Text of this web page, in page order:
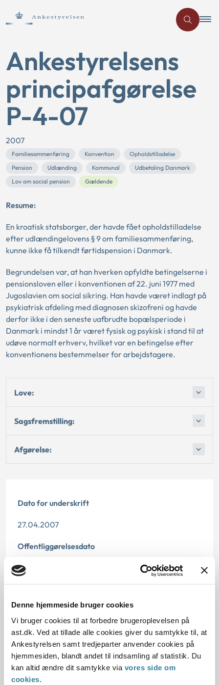
Denne hjemmeside bruger cookies
Vi bruger cookies til at forbedre brugeroplevelsen på
ast.dk. Ved at tillade alle cookies giver du samtykke til, at
Ankestyrelsen samt tredjeparter anvender cookies på
hjemmesiden, blandt andet til indsamling af statistik. Du
kan altid ændre dit samtykke via vores side om
cookies.
Ankestyrelsens
principafgørelse
P-4-07
2007
Familiesammenføring Konvention
Opholdstilladelse
Pension
Udlænding Kommunal
Udbetaling Danmark
Lov om social pension
Gældende
Resume:
En kroatisk statsborger, der havde fået opholdstilladelse
efter udlændingelovens § 9 om familiesammenføring,
kunne ikke få tilkendt førtidspension i Danmark.
Begrundelsen var, at han hverken opfyldte betingelserne i
pensionsloven eller i konventionen af 22. juni 1977 med
Jugoslavien om social sikring. Han havde været indlagt på
psykiatrisk afdeling med diagnosen skizofreni og havde
derfor ikke i den seneste uafbrudte bopælsperiode i
Danmark i mindst 1 år været fysisk og psykisk i stand til at
udøve normalt erhverv, hvilket var en betingelse efter
konventionens bestemmelser for arbejdstagere.
Love:
Sagsfremstilling:
Afgørelse:
Dato for underskrift
27.04.2007
Offentliggørelsesdato
11.07.2013
Journalnummer
6000715-06